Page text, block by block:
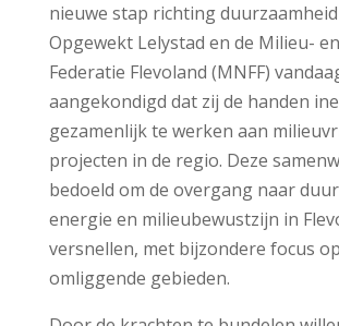
nieuwe stap richting
Opgewekt Lelystad en de Milieu-
Federatie Flevoland (MNFF)
aangekondigd dat zij de handen
gezamenlijk te werken aan
projecten in de regio. Deze
bedoeld om de overgang naar
energie en milieubewustzijn in
versnellen, met bijzondere focus
omliggende gebieden.